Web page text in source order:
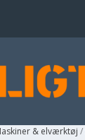
& elværktøj /